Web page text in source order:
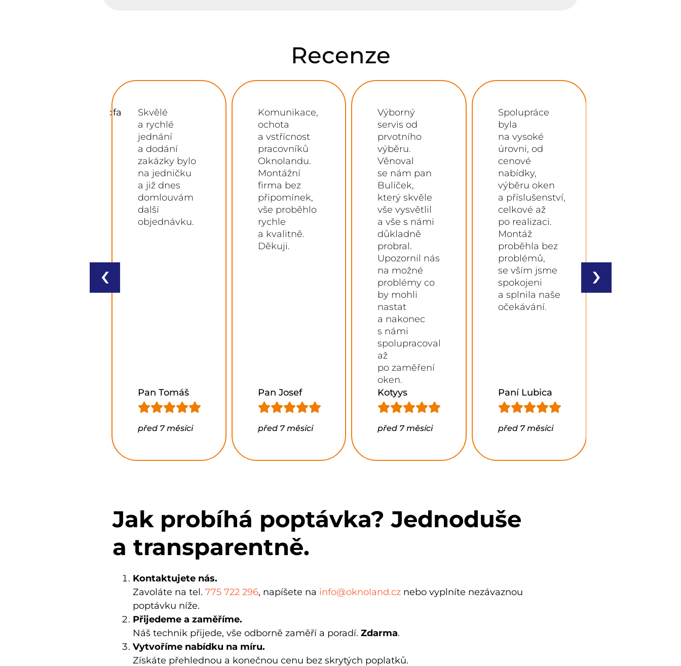
Recenze
bfdabfdagfdabfdagdfa
Skvělé
a rychlé
jednání
a dodání
zakázky bylo
na jedničku
a již dnes
domlouvám
další
objednávku.
Pan Tomáš
před 7 měsíci
Komunikace,
ochota
a vstřícnost
pracovníků
Oknolandu.
Montážní
firma bez
připomínek,
vše proběhlo
rychle
a kvalitně.
Děkuji.
Pan Josef
před 7 měsíci
Výborný
servis od
prvotního
výběru.
Věnoval
se nám pan
Bulíček,
který skvěle
vše vysvětlil
a vše s námi
důkladně
probral.
Upozornil nás
na možné
problémy co
by mohli
nastat
a nakonec
s námi
spolupracoval
až
po zaměření
oken.
Kotyys
před 7 měsíci
Spolupráce
byla
na vysoké
úrovni, od
cenové
nabídky,
výběru oken
a příslušenství,
celkové až
po realizaci.
Montáž
proběhla bez
problémů,
se vším jsme
spokojeni
a splnila naše
očekávání.
Paní Lubica
před 7 měsíci
‹ ›
Jak probíhá poptávka? Jednoduše
a transparentně.
Kontaktujete nás.
Zavoláte na tel. 775 722 296, napíšete na info@oknoland.cz nebo vyplníte nezávaznou
poptávku níže.
Přijedeme a zaměříme.
Náš technik přijede, vše odborně zaměří a poradí. Zdarma.
Vytvoříme nabídku na míru.
Získáte přehlednou a konečnou cenu bez skrytých poplatků.